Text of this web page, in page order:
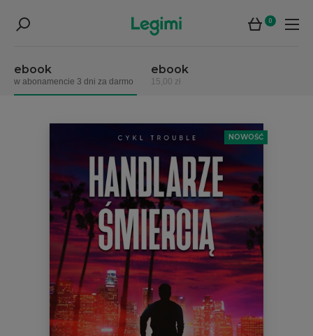
0
ebook
w abonamencie 3 dni za darmo
ebook
15,00 zł
NOWOŚĆ